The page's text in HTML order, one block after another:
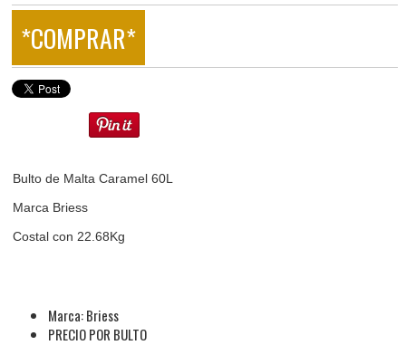
*COMPRAR*
Bulto de Malta Caramel 60L
Marca Briess
Costal con 22.68Kg
Marca: Briess
PRECIO POR BULTO